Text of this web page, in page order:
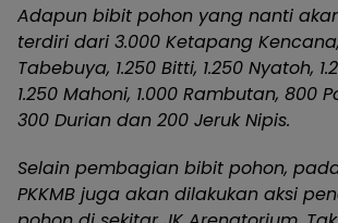
Adapun bibit pohon yang nanti
terdiri dari 3.000 Ketapang Kencana,
Tabebuya, 1.250 Bitti, 1.250 Nyatoh,
1.250 Mahoni, 1.000 Rambutan, 800
300 Durian dan 200 Jeruk Nipis.
Selain pembagian bibit pohon,
PKKMB juga akan dilakukan aksi